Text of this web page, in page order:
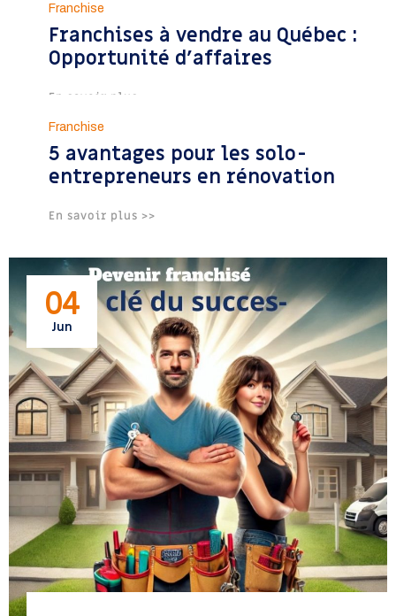
06
Jun
Franchise
Franchises à vendre au Québec :
Opportunité d’affaires
En savoir plus >>
05
Jun
Franchise
5 avantages pour les solo-
entrepreneurs en rénovation
En savoir plus >>
04
Jun